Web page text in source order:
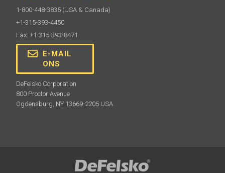
1-800-448-3835 (USA & Canada)
+1-315-393-4450
Fax: +1-315-393-8471
E-MAIL
ONS
DeFelsko Corporation
800 Proctor Avenue
Ogdensburg, NY 13669-2205 USA